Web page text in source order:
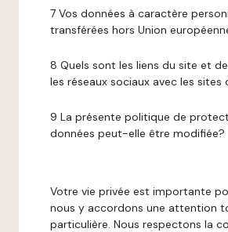
7 Vos données à caractère
transférées hors Union
8 Quels sont les liens du site et
les réseaux sociaux avec les sites
9 La présente politique de
données peut-elle être modifiée?
Votre vie privée est importante
nous y accordons une attention
particulière. Nous respectons la